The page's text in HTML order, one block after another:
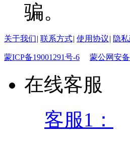
骗。
关于我们| 联系方式| 使用协议| 隐
蒙ICP备19001291号-6 蒙公网安
在线客服
客服1：